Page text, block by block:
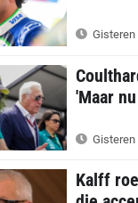
Gisteren
'Maar
Gisteren
Kalff